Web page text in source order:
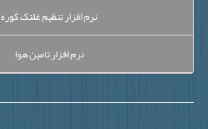
نرم افزار تنظیم غلتک کوره
نرم افزار تامین هوا